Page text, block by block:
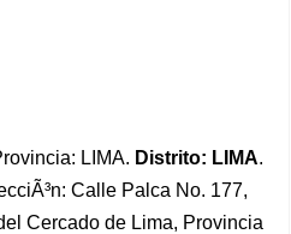
LIMA. Distrito: LIMA.
Calle Palca No. 177,
Cercado de Lima, Provincia